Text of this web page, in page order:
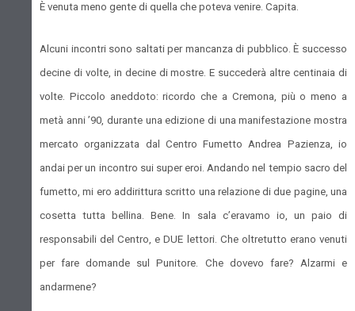
È venuta meno gente di quella che poteva venire. Capita.
Alcuni incontri sono saltati per mancanza di pubblico. È successo
decine di volte, in decine di mostre. E succederà altre centinaia di
volte. Piccolo aneddoto: ricordo che a Cremona, più o meno a
metà anni ’90, durante una edizione di una manifestazione mostra
mercato organizzata dal Centro Fumetto Andrea Pazienza, io
andai per un incontro sui super eroi. Andando nel tempio sacro del
fumetto, mi ero addirittura scritto una relazione di due pagine, una
cosetta tutta bellina. Bene. In sala c’eravamo io, un paio di
responsabili del Centro, e DUE lettori. Che oltretutto erano venuti
per fare domande sul Punitore. Che dovevo fare? Alzarmi e
andarmene?